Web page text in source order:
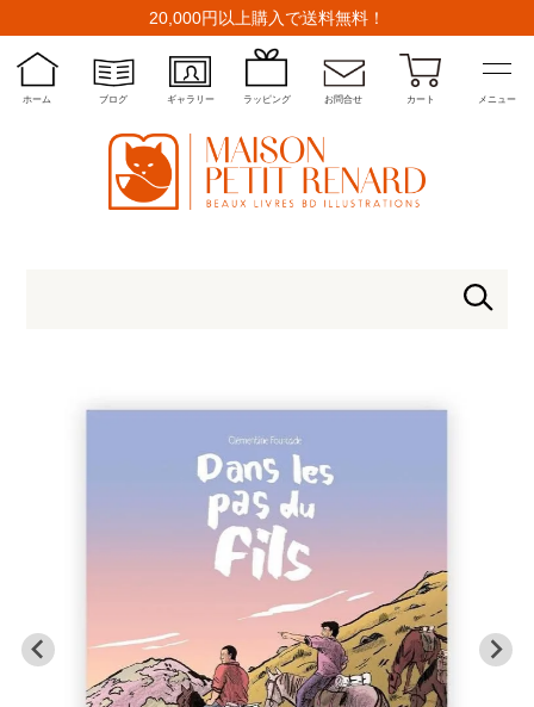
20,000円以上購入で送料無料！
ホーム ブログ ギャラリー ラッピング お問合せ カート メニュー